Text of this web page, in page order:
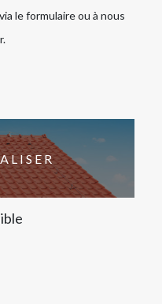
le formulaire ou à nous